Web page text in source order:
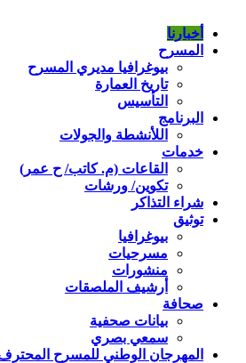
أخبارنا
المسرح
بيوغرافيا مديري المسرح
تاريخ العمارة
التأسيس
البرنامج
اللأنشطة والجولات
خدمات
القاعات (م. كاتب/ ح عمر)
تكوين/ ورشات
شراء التذاكر
توثيق
بيوغرافيا
مسرحيات
منشورات
أرشيف الملصقات
صحافة
بيانات صحفية
سمعي بصري
المهرجان الوطني للمسرح